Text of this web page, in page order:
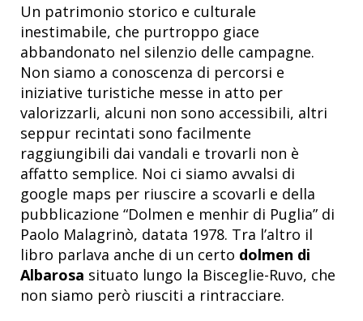
Un patrimonio storico e culturale
inestimabile, che purtroppo giace
abbandonato nel silenzio delle campagne.
Non siamo a conoscenza di percorsi e
iniziative turistiche messe in atto per
valorizzarli, alcuni non sono accessibili, altri
seppur recintati sono facilmente
raggiungibili dai vandali e trovarli non è
affatto semplice. Noi ci siamo avvalsi di
google maps per riuscire a scovarli e della
pubblicazione “Dolmen e menhir di Puglia” di
Paolo Malagrinò, datata 1978. Tra l’altro il
libro parlava anche di un certo dolmen di
Albarosa situato lungo la Bisceglie-Ruvo, che
non siamo però riusciti a rintracciare.